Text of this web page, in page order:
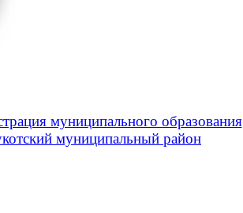
муниципального образования
муниципальный район